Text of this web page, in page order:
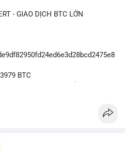
- GIAO DỊCH BTC LỚN
BTC
khoản tức thời. Hành vi này có